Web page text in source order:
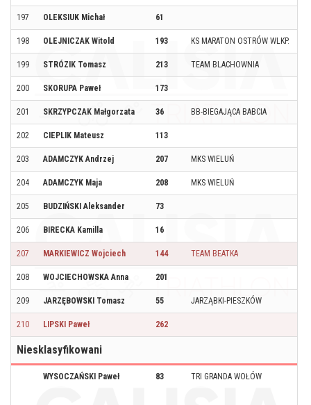
197 OLEKSIUK Michał 61
198 OLEJNICZAK Witold 193 KS MARATON OSTRÓW WLKP.
199 STRÓZIK Tomasz 213 TEAM BLACHOWNIA
200 SKORUPA Paweł 173
201 SKRZYPCZAK Małgorzata 36 BB-BIEGAJĄCA BABCIA
202 CIEPLIK Mateusz 113
203 ADAMCZYK Andrzej 207 MKS WIELUŃ
204 ADAMCZYK Maja 208 MKS WIELUŃ
205 BUDZIŃSKI Aleksander 73
206 BIRECKA Kamilla 16
207 MARKIEWICZ Wojciech 144 TEAM BEATKA
208 WOJCIECHOWSKA Anna 201
209 JARZĘBOWSKI Tomasz 55 JARZĄBKI-PIESZKÓW
210 LIPSKI Paweł 262
Niesklasyfikowani
WYSOCZAŃSKI Paweł 83 TRI GRANDA WOŁÓW